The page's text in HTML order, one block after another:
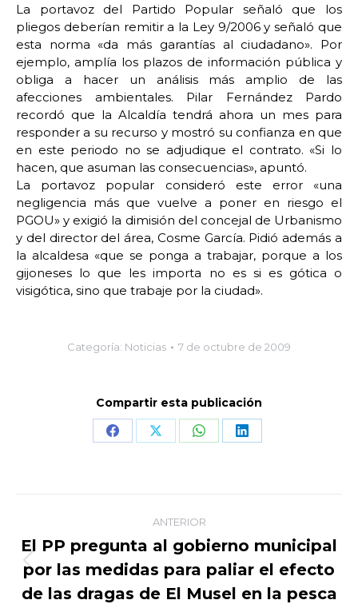
La portavoz del Partido Popular señaló que los
pliegos deberían remitir a la Ley 9/2006 y señaló que
esta norma «da más garantías al ciudadano». Por
ejemplo, amplía los plazos de información pública y
obliga a hacer un análisis más amplio de las
afecciones ambientales. Pilar Fernández Pardo
recordó que la Alcaldía tendrá ahora un mes para
responder a su recurso y mostró su confianza en que
en este periodo no se adjudique el contrato. «Si lo
hacen, que asuman las consecuencias», apuntó.
La portavoz popular consideró este error «una
negligencia más que vuelve a poner en riesgo el
PGOU» y exigió la dimisión del concejal de Urbanismo
y del director del área, Cosme García. Pidió además a
la alcaldesa «que se ponga a trabajar, porque a los
gijoneses lo que les importa no es si es gótica o
visigótica, sino que trabaje por la ciudad».
Categoría: Noticias 7 de octubre de 2009
Compartir esta publicación
Share Share Share Share
Navegación
entre
publicaciones
ANTERIOR
Publicación
anterior:
El PP pregunta al gobierno municipal
por las medidas para paliar el efecto
de las dragas de El Musel en la pesca